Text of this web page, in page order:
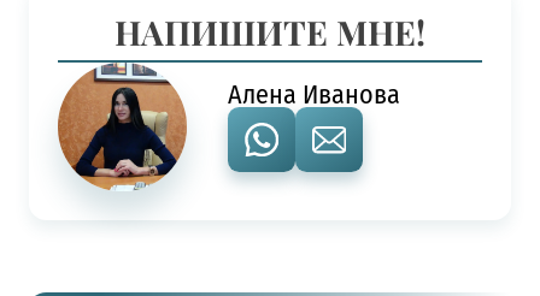
НАПИШИТЕ МНЕ!
Алена Иванова